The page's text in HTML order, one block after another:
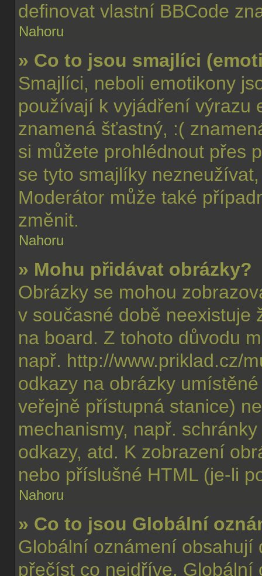
definovat vlastní BBCode
Nahoru
» Co to jsou smajlíci
Smajlíci, neboli emotikony
používají k vyjádření výrazu
znamená šťastný, :(
si můžete prohlédnout přes
se tyto smajlíky
Moderátor může také
změnit.
Nahoru
» Mohu přidávat obrázky?
Obrázky se mohou
v současné době neexistuje
na board. Z tohoto důvodu
např. http://www.priklad.cz/
odkazy na obrázky
veřejně přístupná stanice)
mechanismy, např.
odkazy, atd. K zobrazení
nebo příslušné HTML (je-li
Nahoru
» Co to jsou Globální
Globální oznámení obsahují
přečíst co nejdříve.